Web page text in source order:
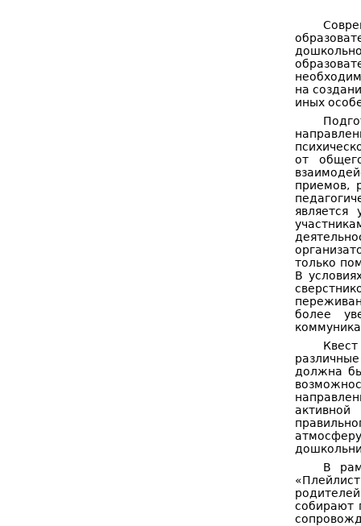
на
иных
от
приемов,
только
В
более
должна
В
собирают